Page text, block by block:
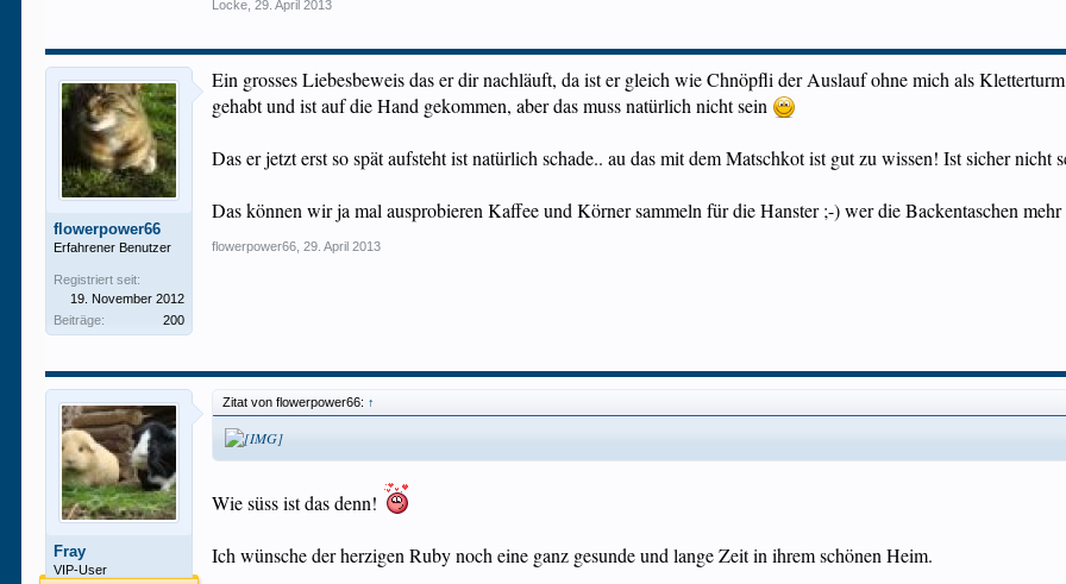
Locke 29. April 2013
flowerpower66
Erfahrener Benutzer
Registriert seit:
19. November 2012
Beiträge:
200
Ein grosses Liebesbeweis das er dir nachläuft, da ist er gleich wie Chnöpfli der Auslauf ohne mich als
gehabt und ist auf die Hand gekommen, aber das muss natürlich nicht sein
Das er jetzt erst so spät aufsteht ist natürlich schade.. au das mit dem Matschkot ist gut zu wissen! Ist sicher
Das können wir ja mal ausprobieren Kaffee und Körner sammeln für die Hanster ;-) wer die Backentaschen
flowerpower66 29. April 2013
Fray
VIP-User
Zitat von flowerpower66: ↑
Wie süss ist das denn!
Ich wünsche der herzigen Ruby noch eine ganz gesunde und lange Zeit in ihrem schönen Heim.